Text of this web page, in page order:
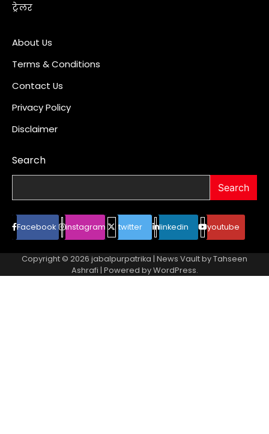
ट्रेलर
About Us
Terms & Conditions
Contact Us
Privacy Policy
Disclaimer
Search
Search
Facebook instagram twitter linkedin youtube
Copyright © 2026 jabalpurpatrika | News Vault byTahseen
Ashrafi | Powered byWordPress.